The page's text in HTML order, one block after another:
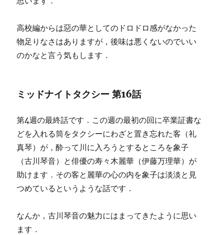
高校編からは惡の華としてのドロドロ感がなかった
物足りなさはありますが，後味は悪くないのでいい
のかなと言う気もします．
ミッドナイトタクシー 第16話
第4週の最終話です．この週の最初の回に卒業証書な
どを入れる筒をタクシーにわざと置き忘れた客（礼
真琴）が，酔って川に入ろうとするところを象子
（古川琴音）と俳優の寿々木麗華（伊藤万理華）が
助けます．その客と麗華の心の内を象子は淡淡と見
つめているというような話です．
なんか，古川琴音の魅力にはまってきたように思い
ます．